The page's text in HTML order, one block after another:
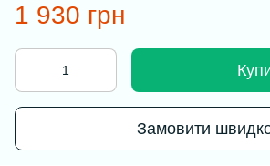
1 930 грн
Замовити